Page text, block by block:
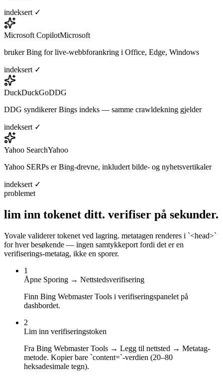
indeksert ✓
Microsoft CopilotMicrosoft
bruker Bing for live-webbforankring i Office, Edge, Windows
indeksert ✓
DuckDuckGoDDG
DDG syndikerer Bings indeks — samme crawldekning gjelder
indeksert ✓
Yahoo SearchYahoo
Yahoo SERPs er Bing-drevne, inkludert bilde- og nyhetsvertikaler
indeksert ✓
problemet
lim inn tokenet ditt. verifiser på sekunder.
Yovale validerer tokenet ved lagring. metatagen renderes i `<head>`
for hver besøkende — ingen samtykkeport fordi det er en
verifiserings-metatag, ikke en sporer.
1
Åpne Sporing → Nettstedsverifisering
Finn Bing Webmaster Tools i verifiseringspanelet på
dashbordet.
2
Lim inn verifiseringstoken
Fra Bing Webmaster Tools → Legg til nettsted → Metatag-
metode. Kopier bare `content=`-verdien (20–80
heksadesimale tegn).